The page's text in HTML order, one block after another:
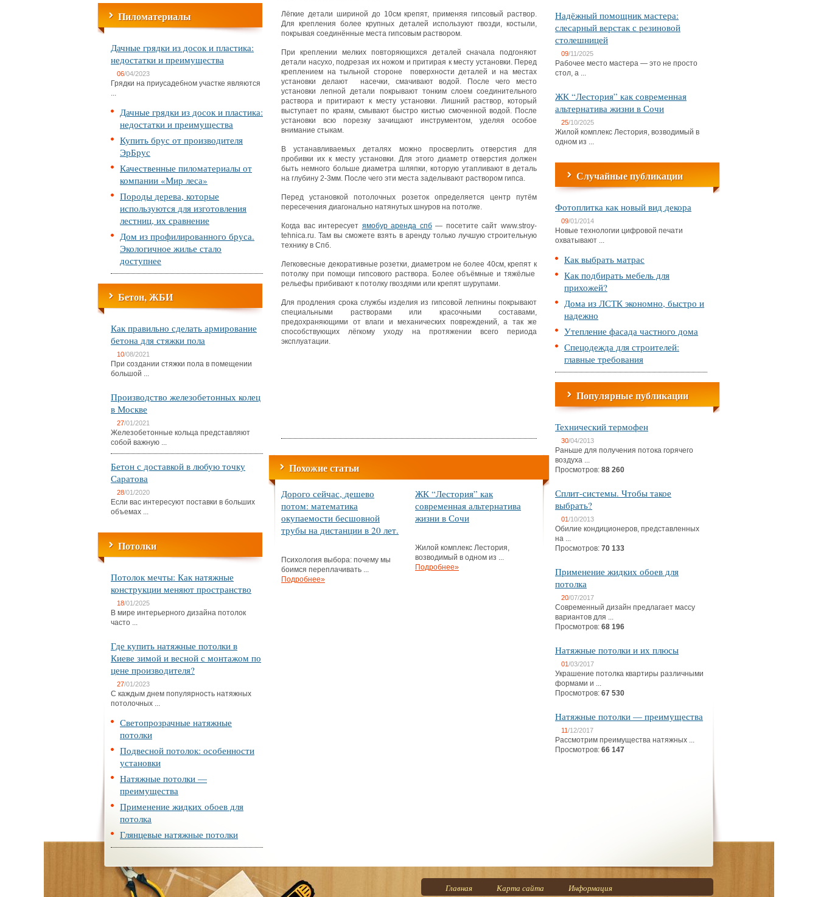
Пиломатериалы
Дачные грядки из досок и пластика:
недостатки и преимущества
06/04/2023
Грядки на приусадебном участке являются
...
Дачные грядки из досок и пластика:
недостатки и преимущества
Купить брус от производителя
ЭрБрус
Качественные пиломатериалы от
компании «Мир леса»
Породы дерева, которые
используются для изготовления
лестниц, их сравнение
Дом из профилированного бруса.
Экологичное жилье стало
доступнее
Бетон, ЖБИ
Как правильно сделать армирование
бетона для стяжки пола
10/08/2021
При создании стяжки пола в помещении
большой ...
Производство железобетонных колец
в Москве
27/01/2021
Железобетонные кольца представляют
собой важную ...
Бетон с доставкой в любую точку
Саратова
28/01/2020
Если вас интересуют поставки в больших
объемах ...
Потолки
Потолок мечты: Как натяжные
конструкции меняют пространство
18/01/2025
В мире интерьерного дизайна потолок
часто ...
Где купить натяжные потолки в
Киеве зимой и весной с монтажом по
цене производителя?
27/01/2023
С каждым днем популярность натяжных
потолочных ...
Светопрозрачные натяжные
потолки
Подвесной потолок: особенности
установки
Натяжные потолки —
преимущества
Применение жидких обоев для
потолка
Глянцевые натяжные потолки
Лёгкие детали шириной до 10см крепят, применяя гипсовый раствор.
Для крепления более крупных деталей используют гвозди, костыли,
покрывая соединённые места гипсовым раствором.
При креплении мелких повторяющихся деталей сначала подгоняют
детали насухо, подрезая их ножом и притирая к месту установки. Перед
креплением на тыльной стороне поверхности деталей и на местах
установки делают насечки, смачивают водой. После чего место
установки лепной детали покрывают тонким слоем соединительного
раствора и притирают к месту установки. Лишний раствор, который
выступает по краям, смывают быстро кистью смоченной водой. После
установки всю порезку зачищают инструментом, уделяя особое
внимание стыкам.
В устанавливаемых деталях можно просверлить отверстия для
пробивки их к месту установки. Для этого диаметр отверстия должен
быть немного больше диаметра шляпки, которую утапливают в деталь
на глубину 2-3мм. После чего эти места заделывают раствором гипса.
Перед установкой потолочных розеток определяется центр путём
пересечения диагонально натянутых шнуров на потолке.
Когда вас интересует ямобур аренда спб— посетите сайт www.stroy-
tehnica.ru. Там вы сможете взять в аренду только лучшую строительную
технику в Спб.
Легковесные декоративные розетки, диаметром не более 40см, крепят к
потолку при помощи гипсового раствора. Более объёмные и тяжёлые
рельефы прибивают к потолку гвоздями или крепят шурупами.
Для продления срока службы изделия из гипсовой лепнины покрывают
специальными растворами или красочными составами,
предохраняющими от влаги и механических повреждений, а так же
способствующих лёгкому уходу на протяжении всего периода
эксплуатации.
Похожие статьи
Дорого сейчас, дешево
потом: математика
окупаемости бесшовной
трубы на дистанции в 20 лет.
Психология выбора: почему мы
боимся переплачивать ...
Подробнее»
ЖК “Лестория” как
современная альтернатива
жизни в Сочи
Жилой комплекс Лестория,
возводимый в одном из ...
Подробнее»
Надёжный помощник мастера:
слесарный верстак с резиновой
столешницей
09/11/2025
Рабочее место мастера — это не просто
стол, а ...
ЖК “Лестория” как современная
альтернатива жизни в Сочи
25/10/2025
Жилой комплекс Лестория, возводимый в
одном из ...
Случайные публикации
Фотоплитка как новый вид декора
09/01/2014
Новые технологии цифровой печати
охватывают ...
Как выбрать матрас
Как подбирать мебель для
прихожей?
Дома из ЛСТК экономно, быстро и
надежно
Утепление фасада частного дома
Спецодежда для строителей:
главные требования
Популярные публикации
Технический термофен
30/04/2013
Раньше для получения потока горячего
воздуха ...
Просмотров: 88 260
Сплит-системы. Чтобы такое
выбрать?
01/10/2013
Обилие кондиционеров, представленных
на ...
Просмотров: 70 133
Применение жидких обоев для
потолка
20/07/2017
Современный дизайн предлагает массу
вариантов для ...
Просмотров: 68 196
Натяжные потолки и их плюсы
01/03/2017
Украшение потолка квартиры различными
формами и ...
Просмотров: 67 530
Натяжные потолки — преимущества
11/12/2017
Рассмотрим преимущества натяжных ...
Просмотров: 66 147
Главная Карта сайта Информация